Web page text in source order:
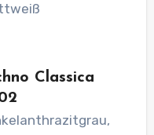
Classica